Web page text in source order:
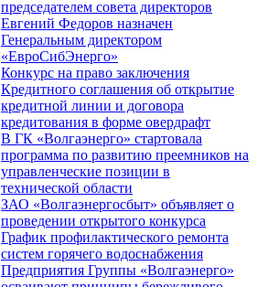
председателем совета директоров
Евгений Федоров назначен
Генеральным директором
«ЕвроСибЭнерго»
Конкурс на право заключения
Кредитного соглашения об открытие
кредитной линии и договора
кредитования в форме овердрафт
В ГК «Волгаэнерго» стартовала
программа по развитию преемников на
управленческие позиции в
технической области
ЗАО «Волгаэнергосбыт» объявляет о
проведении открытого конкурса
График профилактического ремонта
систем горячего водоснабжения
Предприятия Группы «Волгаэнерго»